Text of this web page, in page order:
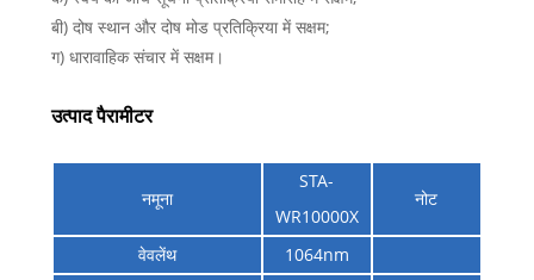
बी) दोष स्थान और दोष मोड प्रतिक्रिया में सक्षम;
ग) धारावाहिक संचार में सक्षम।
उत्पाद पैरामीटर
नमूना
STA-
WR10000X
नोट
वेवलेंथ 1064nm